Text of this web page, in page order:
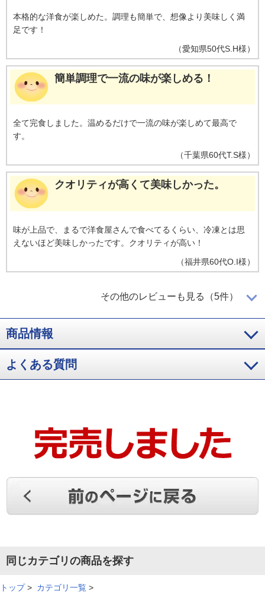
本格的な洋食が楽しめた。調理も簡単で、想像より美味しく満
足です！
（愛知県50代S.H様）
簡単調理で一流の味が楽しめる！
全て完食しました。温めるだけで一流の味が楽しめて最高で
す。
（千葉県60代T.S様）
クオリティが高くて美味しかった。
味が上品で、まるで洋食屋さんで食べてるくらい、冷凍とは思
えないほど美味しかったです。クオリティが高い！
（福井県60代O.I様）
美味しかったのでリピートします！
とても美味しいです。食べ終わったらもう一度購入しようと思
っています。
I.M様）
老舗洋食屋さんのメニュ－なら絶対おいしいし、年末年始のお
もてなしにぴったりだと思い、購入しました。とても美味しく
（ 岡山県
予想以上の美味しさに感動した
前から食べてみたいと思っており購入しました。予想以上に美
その他のレビューも見る（5件）
商品情報
よくある質問
同じカテゴリの商品を探す
トップ> カテゴリ一覧 >